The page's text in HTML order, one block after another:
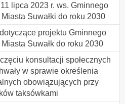
lipca 2023 r. ws. Gminnego
Suwałki do roku 2030
projektu Gminnego
Suwałk do roku 2030
konsultacji społecznych
w sprawie określenia
obowiązujących przy
taksówkami